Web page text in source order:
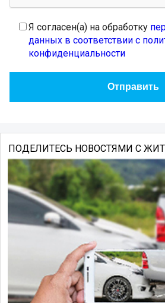
Я согласен(а) на обработку
данных в соответствии с
конфиденциальности
ПОДЕЛИТЕСЬ НОВОСТЯМИ С